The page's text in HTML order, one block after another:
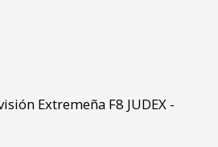
Extremeña F8 JUDEX -